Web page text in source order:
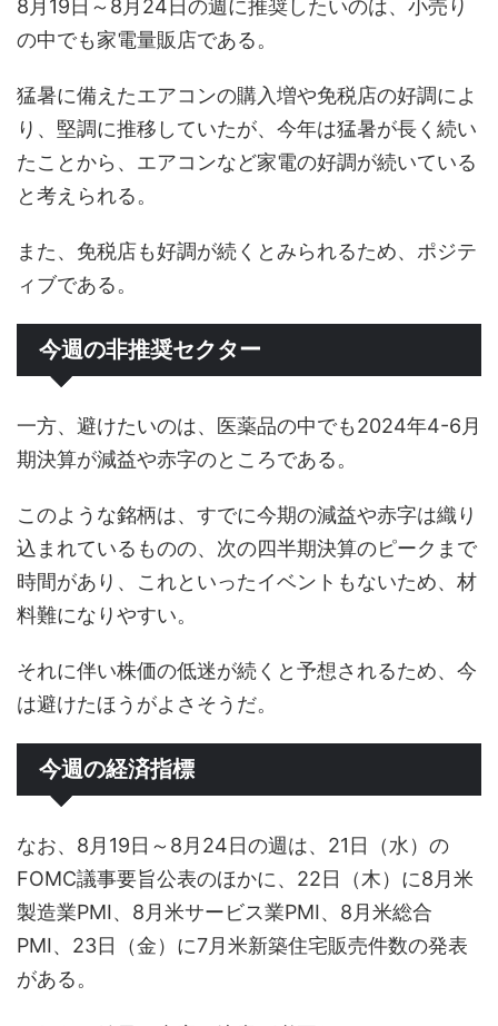
8月19日～8月24日の週に推奨したいのは、小売り
の中でも家電量販店である。
猛暑に備えたエアコンの購入増や免税店の好調によ
り、堅調に推移していたが、今年は猛暑が長く続い
たことから、エアコンなど家電の好調が続いている
と考えられる。
また、免税店も好調が続くとみられるため、ポジテ
ィブである。
今週の非推奨セクター
一方、避けたいのは、医薬品の中でも2024年4-6月
期決算が減益や赤字のところである。
このような銘柄は、すでに今期の減益や赤字は織り
込まれているものの、次の四半期決算のピークまで
時間があり、これといったイベントもないため、材
料難になりやすい。
それに伴い株価の低迷が続くと予想されるため、今
は避けたほうがよさそうだ。
今週の経済指標
なお、8月19日～8月24日の週は、21日（水）の
FOMC議事要旨公表のほかに、22日（木）に8月米
製造業PMI、8月米サービス業PMI、8月米総合
PMI、23日（金）に7月米新築住宅販売件数の発表
がある。